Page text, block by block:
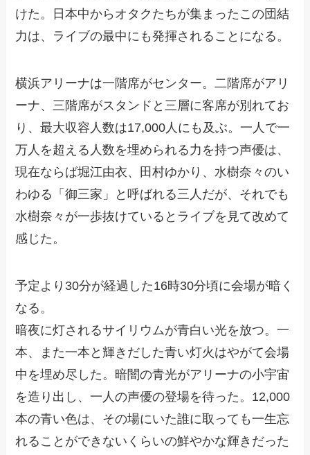
けた。日本中からオタクたちが集まったこの団結
力は、ライブの最中にも発揮されることになる。
横浜アリーナは一階席がセンター。二階席がアリ
ーナ、三階席がスタンドと三層に客席が別れてお
り、最大収容人数は17,000人にも及ぶ。一人で一
万人を超える人数を埋められる力を持つ声優は、
現在ならば堀江由衣、田村ゆかり、水樹奈々のい
わゆる「御三家」と呼ばれる三人だが、それでも
水樹奈々が一歩抜けているとライブを見て改めて
感じた。
予定より30分が経過した16時30分頃に会場が暗く
なる。
暗夜に灯されるサイリウムが青白い光を放つ。一
本、また一本と輝きだした青い灯火はやがて会場
中を埋め尽した。暗闇の青光がアリーナの小宇宙
を造り出し、一人の声優の登場を待った。12,000
本の青い色は、その場にいた誰に取っても一生忘
れることができないくらいの鮮やかな輝きだった